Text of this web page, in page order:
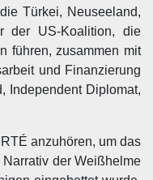
Türkei, Neuseeland,
der US-Koalition, die
führen, zusammen mit
und Finanzierung
Independent Diplomat,
anzuhören, um das
der Weißhelme